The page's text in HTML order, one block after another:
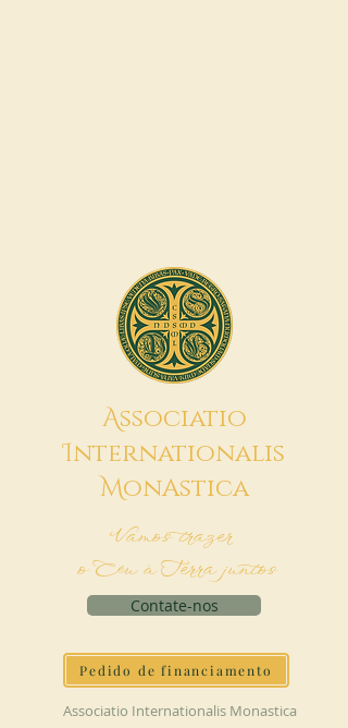
Associatio
Internationalis
MonAstica
Vamos trazer
o Céu à Terra juntos
Contate-nos
Pedido de financiamento
Associatio Internationalis Monastica